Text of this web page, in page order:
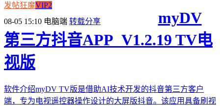
发帖狂魔VIP2
08-05 15:10 电脑端 转载分享
myDV
第三方抖音APP_V1.2.19 TV电
视版
软件介绍myDV TV版是借助AI技术开发的抖音第三方客户
端，专为电视遥控器操作设计的大屏版抖音。该应用具备刷视